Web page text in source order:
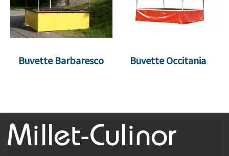
Buvette Barbaresco Buvette Occitania